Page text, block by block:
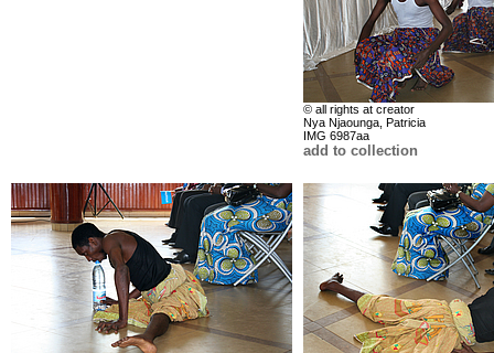
© all rights at creator
Nya Njaounga, Patricia
IMG 6987aa
add to collection